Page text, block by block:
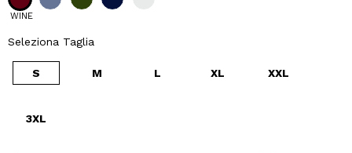
WINE
Seleziona Taglia
S M L XL XXL
3XL